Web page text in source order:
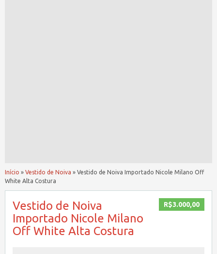
Início » Vestido de Noiva » Vestido de Noiva Importado Nicole Milano Off
White Alta Costura
R$3.000,00
Vestido de Noiva
Importado Nicole Milano
Off White Alta Costura